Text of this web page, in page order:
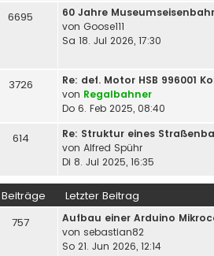
6695
60 Jahre
von Goose111
Sa 18. Jul 2026, 17:30
3726
Re: def. Motor HSB 996001
von Regalbahner
Do 6. Feb 2025, 08:40
614
Re: Struktur eines
von Alfred Spühr
Di 8. Jul 2025, 16:35
Beiträge Letzter Beitrag
757
Aufbau einer Arduino
von sebastian82
So 21. Jun 2026, 12:14